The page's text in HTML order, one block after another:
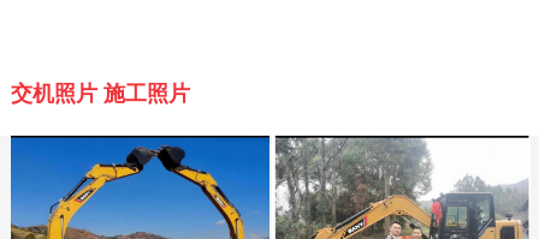
赵辉
交机照片 施工照片